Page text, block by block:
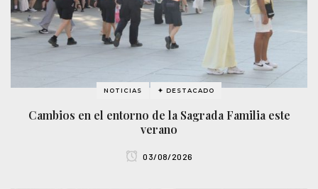
NOTICIAS ✦ DESTACADO
Cambios en el entorno de la Sagrada Familia este
verano
03/08/2026